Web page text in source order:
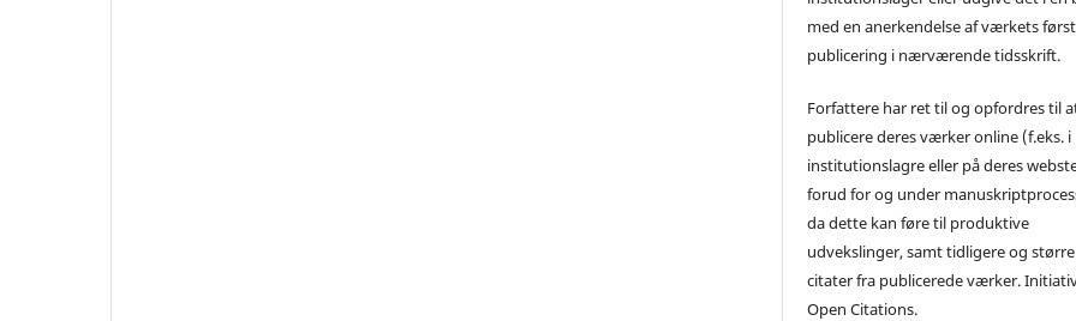
med en anerkendelse af værkets
publicering i nærværende tidsskrift.
Forfattere har ret til og opfordres til
publicere deres værker online (f.eks. i
institutionslagre eller på deres
forud for og under
da dette kan føre til produktive
udvekslinger, samt tidligere og større
citater fra publicerede værker.
Open Citations.